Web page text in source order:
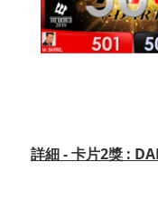
詳細 - 卡片2獎 :